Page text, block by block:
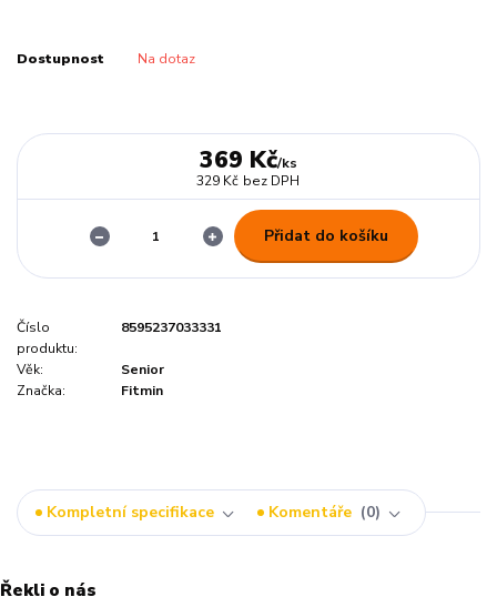
Dostupnost Na dotaz
369 Kč/ks
329 Kč bez DPH
Přidat do košíku
Číslo
produktu:
8595237033331
Věk:
Senior
Značka:
Fitmin
Kompletní specifikace Komentáře 0
Řekli o nás